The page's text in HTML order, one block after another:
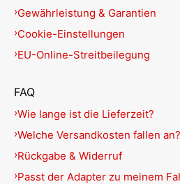
Gewährleistung & Garantien
Cookie-Einstellungen
EU-Online-Streitbeilegung
FAQ
Wie lange ist die Lieferzeit?
Welche Versandkosten fallen an?
Rückgabe & Widerruf
Passt der Adapter zu meinem